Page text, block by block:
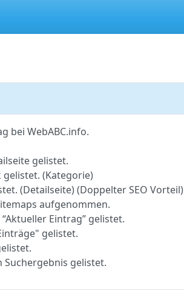
bei WebABC.info.
gelistet.
(Kategorie)
(Detailseite) (Doppelter SEO Vorteil)
aufgenommen.
Eintrag” gelistet.
gelistet.
gelistet.